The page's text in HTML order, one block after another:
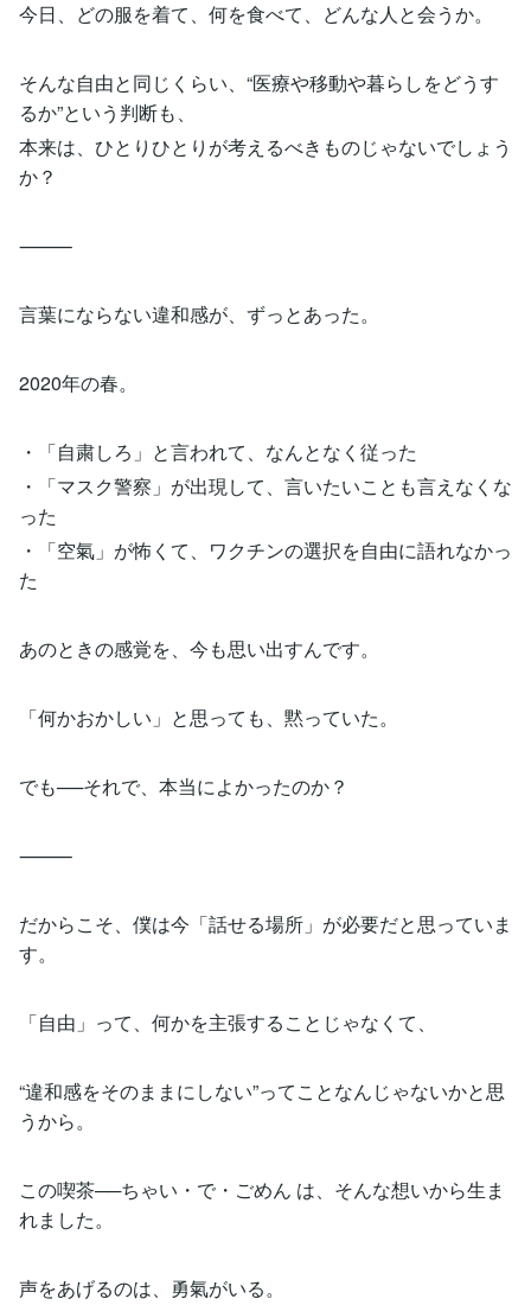
今日、どの服を着て、何を食べて、どんな人と会うか。
そんな自由と同じくらい、“医療や移動や暮らしをどうす
るか”という判断も、
本来は、ひとりひとりが考えるべきものじゃないでしょう
か？
⸻
言葉にならない違和感が、ずっとあった。
2020年の春。
・「自粛しろ」と言われて、なんとなく従った
・「マスク警察」が出現して、言いたいことも言えなくな
った
・「空氣」が怖くて、ワクチンの選択を自由に語れなかっ
た
あのときの感覚を、今も思い出すんです。
「何かおかしい」と思っても、黙っていた。
でも──それで、本当によかったのか？
⸻
だからこそ、僕は今「話せる場所」が必要だと思っていま
す。
「自由」って、何かを主張することじゃなくて、
“違和感をそのままにしない”ってことなんじゃないかと思
うから。
この喫茶──ちゃい・で・ごめん は、そんな想いから生ま
れました。
声をあげるのは、勇氣がいる。